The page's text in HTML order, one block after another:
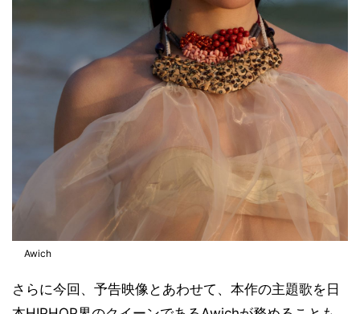
Awich
さらに今回、予告映像とあわせて、本作の主題歌を日